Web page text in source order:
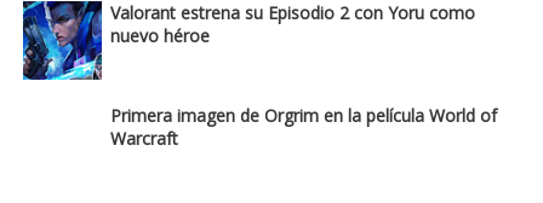
Valorant estrena su Episodio 2 con Yoru como
nuevo héroe
Primera imagen de Orgrim en la película World of
Warcraft